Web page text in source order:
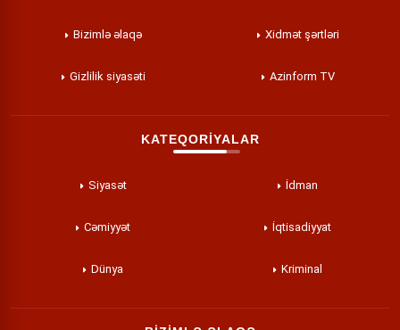
Bizimlə əlaqə Xidmət şərtləri
Gizlilik siyasəti Azinform TV
KATEQORİYALAR
Siyasət İdman
Cəmiyyət İqtisadiyyat
Dünya Kriminal